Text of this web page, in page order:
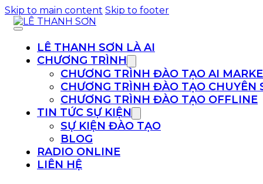
Skip to main content Skip to footer
LÊ THANH SƠN LÀ AI
CHƯƠNG TRÌNH
CHƯƠNG TRÌNH ĐÀO TẠO AI
CHƯƠNG TRÌNH ĐÀO TẠO CHUYÊN
CHƯƠNG TRÌNH ĐÀO TẠO OFFLINE
TIN TỨC SỰ KIỆN
SỰ KIỆN ĐÀO TẠO
BLOG
RADIO ONLINE
LIÊN HỆ